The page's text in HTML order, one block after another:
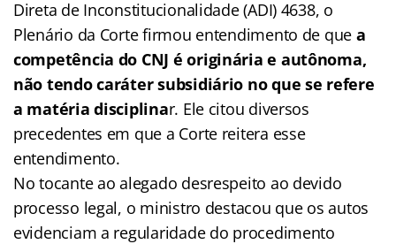
Direta de Inconstitucionalidade (ADI) 4638, o
Plenário da Corte firmou entendimento de que a
competência do CNJ é originária e autônoma,
não tendo caráter subsidiário no que se refere
a matéria disciplinar. Ele citou diversos
precedentes em que a Corte reitera esse
entendimento.
No tocante ao alegado desrespeito ao devido
processo legal, o ministro destacou que os autos
evidenciam a regularidade do procedimento